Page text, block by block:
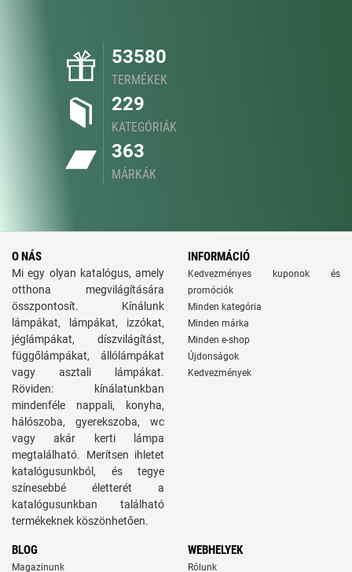
53580
TERMÉKEK
229
KATEGÓRIÁK
363
MÁRKÁK
O NÁS
Mi egy olyan katalógus, amely
otthona megvilágítására
összpontosít. Kínálunk
lámpákat, lámpákat, izzókat,
jéglámpákat, díszvilágítást,
függőlámpákat, állólámpákat
vagy asztali lámpákat.
Röviden: kínálatunkban
mindenféle nappali, konyha,
hálószoba, gyerekszoba, wc
vagy akár kerti lámpa
megtalálható. Merítsen ihletet
katalógusunkból, és tegye
színesebbé életterét a
katalógusunkban található
termékeknek köszönhetően.
INFORMÁCIÓ
Kedvezményes kuponok és
promóciók
Minden kategória
Minden márka
Minden e-shop
Újdonságok
Kedvezmények
BLOG
Magazinunk
WEBHELYEK
Rólunk